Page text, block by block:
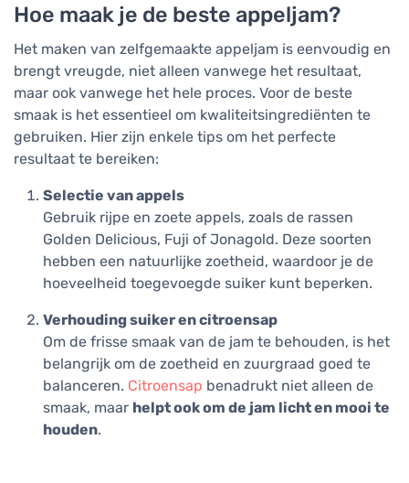
Hoe maak je de beste appeljam?
Het maken van zelfgemaakte appeljam is eenvoudig en
brengt vreugde, niet alleen vanwege het resultaat,
maar ook vanwege het hele proces. Voor de beste
smaak is het essentieel om kwaliteitsingrediënten te
gebruiken. Hier zijn enkele tips om het perfecte
resultaat te bereiken:
Selectie van appels
Gebruik rijpe en zoete appels, zoals de rassen
Golden Delicious, Fuji of Jonagold. Deze soorten
hebben een natuurlijke zoetheid, waardoor je de
hoeveelheid toegevoegde suiker kunt beperken.
Verhouding suiker en citroensap
Om de frisse smaak van de jam te behouden, is het
belangrijk om de zoetheid en zuurgraad goed te
balanceren. Citroensap benadrukt niet alleen de
smaak, maar helpt ook om de jam licht en mooi te
houden.